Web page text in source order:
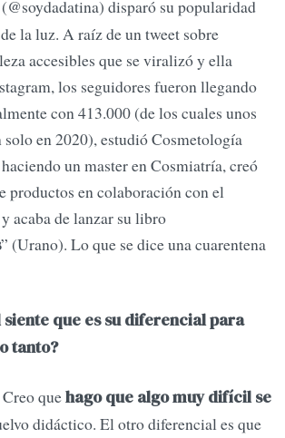
disparó su popularidad
la luz. A raíz de un tweet sobre
accesibles que se viralizó y ella
los seguidores fueron llegando
con 413.000 (de los cuales unos
en 2020), estudió Cosmetología
un master en Cosmiatría, creó
productos en colaboración con el
acaba de lanzar su libro
” (Urano). Lo que se dice una cuarentena
siente que es su diferencial para
tanto?
Creo quehago que algo muy difícil se
didáctico. El otro diferencial es que